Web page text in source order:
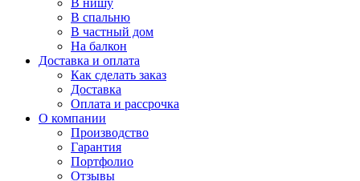
В нишу
В спальню
В частный дом
На балкон
Доставка и оплата
Как сделать заказ
Доставка
Оплата и рассрочка
О компании
Производство
Гарантия
Портфолио
Отзывы